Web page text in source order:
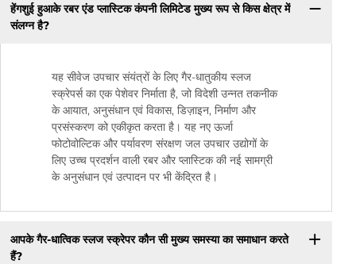
हेंगशुई हुआके रबर एंड प्लास्टिक कंपनी लिमिटेड मुख्य रूप से किस क्षेत्र में
संलग्न है?
यह सीवेज उपचार संयंत्रों के लिए गैर-धातुकीय स्लज
स्क्रेपर्स का एक पेशेवर निर्माता है, जो विदेशी उन्नत तकनीक
के आयात, अनुसंधान एवं विकास, डिज़ाइन, निर्माण और
प्रसंस्करण को एकीकृत करता है। यह नए ऊर्जा
फोटोवोल्टिक और पर्यावरण संरक्षण जल उपचार उद्योगों के
लिए उच्च प्रदर्शन वाली रबर और प्लास्टिक की नई सामग्री
के अनुसंधान एवं उत्पादन पर भी केंद्रित है।
आपके गैर-धात्विक स्लज स्क्रेपर कौन सी मुख्य समस्या का समाधान करते
हैं?